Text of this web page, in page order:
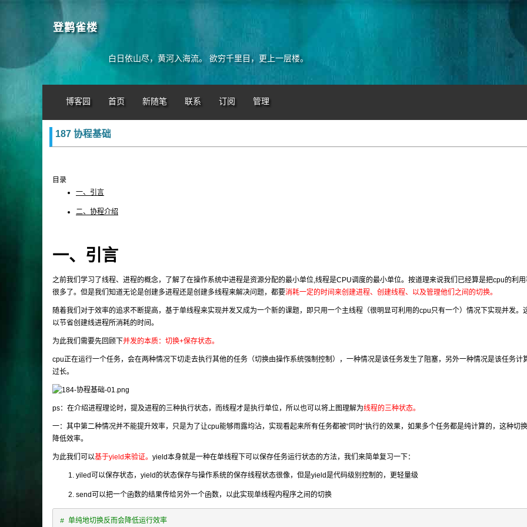
登鹳雀楼
白日依山尽，黄河入海流。 欲穷千里目，更上一层楼。
博客园 首页 新随笔 联系 订阅 管理
187 协程基础
目录
一、引言
二、协程介绍
一、引言
之前我们学习了线程、进程的概念，了解了在操作系统中进程是资源分配的最小单位,线程是CPU调度的最小单位。按道理来说我们已经算是把cpu的利
很多了。但是我们知道无论是创建多进程还是创建多线程来解决问题，都要消耗一定的时间来创建进程、创建线程、以及管理他们之间的切换。
随着我们对于效率的追求不断提高，基于单线程来实现并发又成为一个新的课题，即只用一个主线程（很明显可利用的cpu只有一个）情况下实现并发。
以节省创建线进程所消耗的时间。
为此我们需要先回顾下并发的本质：切换+保存状态。
cpu正在运行一个任务，会在两种情况下切走去执行其他的任务（切换由操作系统强制控制），一种情况是该任务发生了阻塞，另外一种情况是该任务计
过长。
ps：在介绍进程理论时，提及进程的三种执行状态，而线程才是执行单位，所以也可以将上图理解为线程的三种状态。
一：其中第二种情况并不能提升效率，只是为了让cpu能够雨露均沾，实现看起来所有任务都被“同时”执行的效果，如果多个任务都是纯计算的，这种切
降低效率。
为此我们可以基于yield来验证。 yield本身就是一种在单线程下可以保存任务运行状态的方法，我们来简单复习一下：
yiled可以保存状态，yield的状态保存与操作系统的保存线程状态很像，但是yield是代码级别控制的，更轻量级
send可以把一个函数的结果传给另外一个函数，以此实现单线程内程序之间的切换
# 单纯地切换反而会降低运行效率